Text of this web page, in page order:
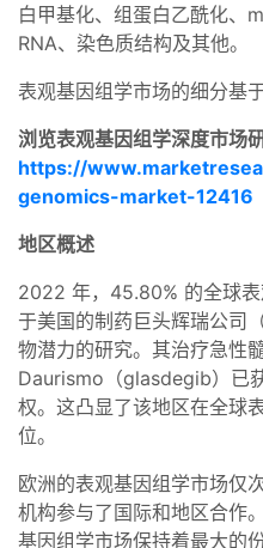
白甲基化、组蛋白乙酰化、
RNA、染色质结构及其他。
表观基因组学市场的细分基
浏览表观基因组学深度市场
https://
genomics-market-12416
地区概述
2022 年，45.80% 的全球
于美国的制药巨头辉瑞公司
物潜力的研究。其治疗急性
Daurismo（glasdegib）已
权。这凸显了该地区在全球
位。
欧洲的表观基因组学市场仅
机构参与了国际和地区合作
基因组学市场保持着最大的